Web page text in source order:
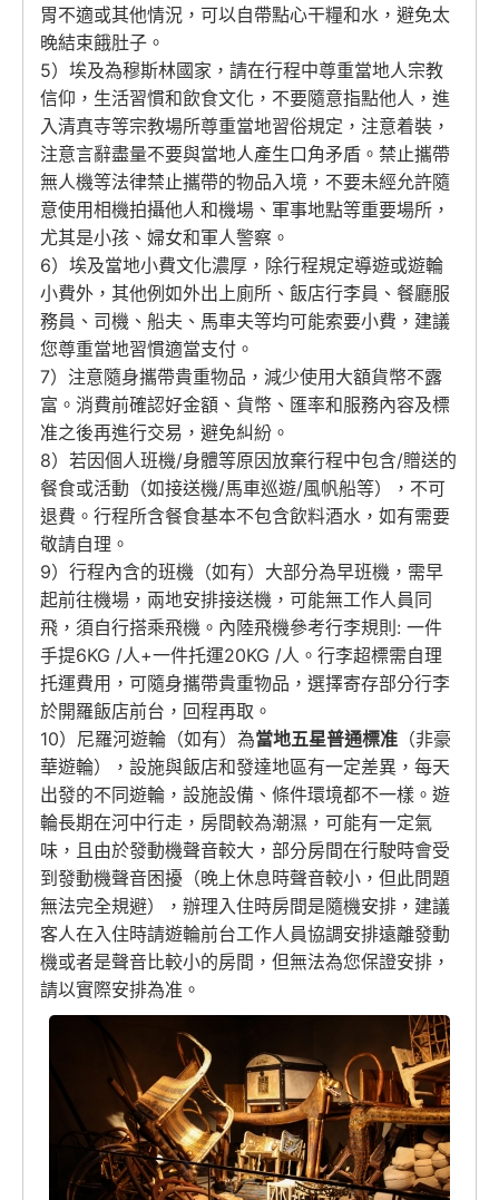
胃不適或其他情況，可以自帶點心干糧和水，避免太
晚結束餓肚子。
5）埃及為穆斯林國家，請在行程中尊重當地人宗教
信仰，生活習慣和飲食文化，不要隨意指點他人，進
入清真寺等宗教場所尊重當地習俗規定，注意着裝，
注意言辭盡量不要與當地人產生口角矛盾。禁止攜帶
無人機等法律禁止攜帶的物品入境，不要未經允許隨
意使用相機拍攝他人和機場、軍事地點等重要場所，
尤其是小孩、婦女和軍人警察。
6）埃及當地小費文化濃厚，除行程規定導遊或遊輪
小費外，其他例如外出上廁所、飯店行李員、餐廳服
務員、司機、船夫、馬車夫等均可能索要小費，建議
您尊重當地習慣適當支付。
7）注意隨身攜帶貴重物品，減少使用大額貨幣不露
富。消費前確認好金額、貨幣、匯率和服務內容及標
准之後再進行交易，避免糾紛。
8）若因個人班機/身體等原因放棄行程中包含/贈送的
餐食或活動（如接送機/馬車巡遊/風帆船等），不可
退費。行程所含餐食基本不包含飲料酒水，如有需要
敬請自理。
9）行程內含的班機（如有）大部分為早班機，需早
起前往機場，兩地安排接送機，可能無工作人員同
飛，須自行搭乘飛機。內陸飛機參考行李規則: 一件
手提6KG /人+一件托運20KG /人。行李超標需自理
托運費用，可隨身攜帶貴重物品，選擇寄存部分行李
於開羅飯店前台，回程再取。
10）尼羅河遊輪（如有）為當地五星普通標准 （非豪
華遊輪），設施與飯店和發達地區有一定差異，每天
出發的不同遊輪，設施設備、條件環境都不一樣。遊
輪長期在河中行走，房間較為潮濕，可能有一定氣
味，且由於發動機聲音較大，部分房間在行駛時會受
到發動機聲音困擾（晚上休息時聲音較小，但此問題
無法完全規避），辦理入住時房間是隨機安排，建議
客人在入住時請遊輪前台工作人員協調安排遠離發動
機或者是聲音比較小的房間，但無法為您保證安排，
請以實際安排為准。